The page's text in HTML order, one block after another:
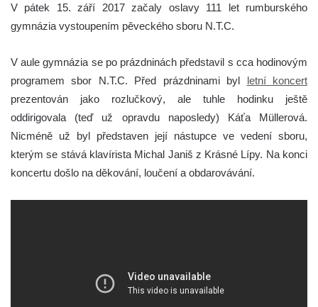
V pátek 15. září 2017 začaly oslavy 111 let rumburského
gymnázia vystoupením pěveckého sboru N.T.C.
V aule gymnázia se po prázdninách představil s cca hodinovým
programem sbor N.T.C. Před prázdninami byl letní koncert
prezentován jako rozlučkový, ale tuhle hodinku ještě
oddirigovala (teď už opravdu naposledy) Káťa Müllerová.
Nicméně už byl představen její nástupce ve vedení sboru,
kterým se stává klavírista Michal Janiš z Krásné Lípy. Na konci
koncertu došlo na děkování, loučení a obdarovávání.